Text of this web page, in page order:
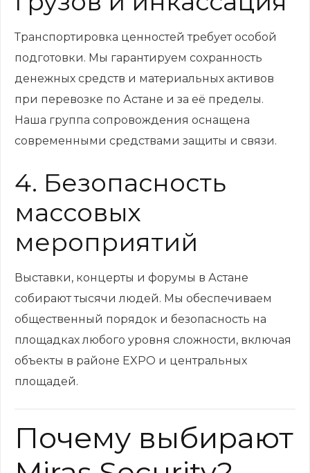
Транспортировка ценностей требует особой
подготовки. Мы гарантируем сохранность
денежных средств и материальных активов
при перевозке по Астане и за её пределы.
Наша группа сопровождения оснащена
современными средствами защиты и связи.
4. Безопасность
массовых
мероприятий
Выставки, концерты и форумы в Астане
собирают тысячи людей. Мы обеспечиваем
общественный порядок и безопасность на
площадках любого уровня сложности, включая
объекты в районе EXPO и центральных
площадей.
Почему выбирают